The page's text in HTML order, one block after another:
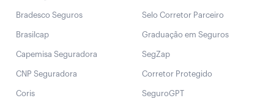
Bradesco Seguros
Brasilcap
Capemisa Seguradora
CNP Seguradora
Coris
Selo Corretor Parceiro
Graduação em Seguros
SegZap
Corretor Protegido
SeguroGPT